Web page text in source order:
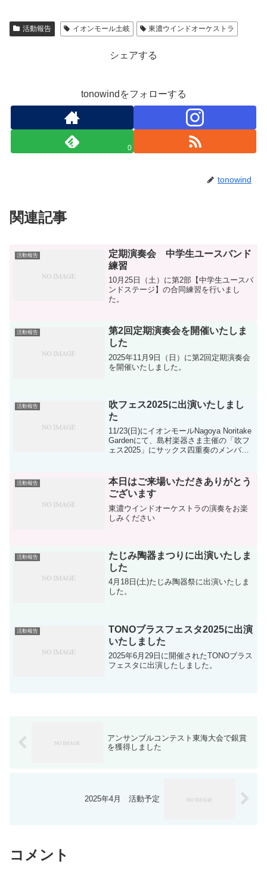
活動報告 イオンモール土岐 東濃ウインドオーケストラ
シェアする
tonowindをフォローする
0
tonowind
関連記事
活動報告
定期演奏会 中学生ユースバンド
練習
10月25日（土）に第2部【中学生ユースバ
ンドステージ】の合同練習を行いまし
た。
活動報告
第2回定期演奏会を開催いたしま
した
2025年11月9日（日）に第2回定期演奏会
を開催いたしました。
活動報告
吹フェス2025に出演いたしまし
た
11/23(日)にイオンモールNagoya Noritake
Gardenにて、島村楽器さま主催の「吹フ
ェス2025」にサックス四重奏のメンバー
活動報告
本日はご来場いただきありがとう
ございます
東濃ウインドオーケストラの演奏をお楽
しみください
活動報告
たじみ陶器まつりに出演いたしま
した
4月18日(土)たじみ陶器祭に出演いたしま
した。
活動報告
TONOブラスフェスタ2025に出演
いたしました
2025年6月29日に開催されたTONOブラス
フェスタに出演したしました。
アンサンブルコンテスト東海大会で銀賞
を獲得しました
2025年4月 活動予定
コメント